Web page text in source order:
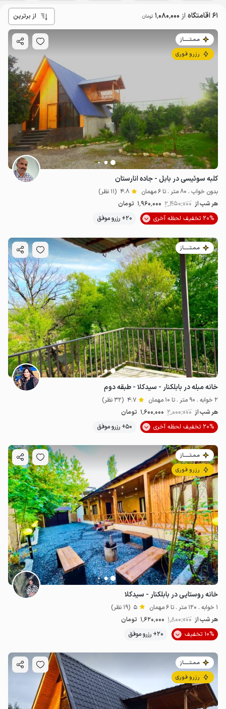
61 اقامتگاه از 1٬080٬000 تومان از برترین
مـمـتــــــاز
رزرو فوری
کلبه سوئیسی در بابل - جاده انارستان
بدون خواب . 80 متر . تا 6 مهمان 4.8 (11 نظر)
هر شب از 2٬450٬000 1٬960٬000 تومان
20% تخفیف لحظه آخری
20+ رزرو موفق
مـمـتــــــاز
خانه مبله در بابلکنار - سیدکلا - طبقه دوم
2 خوابه . 90 متر . تا 10 مهمان 4.7 (32 نظر)
هر شب از 2٬000٬000 1٬600٬000 تومان
20% تخفیف لحظه آخری
50+ رزرو موفق
مـمـتــــــاز
رزرو فوری
خانه روستایی در بابلکنار - سیدکلا
1 خوابه . 120 متر . تا 6 مهمان 5 (19 نظر)
هر شب از 1٬800٬000 1٬620٬000 تومان
10% تخفیف
20+ رزرو موفق
مـمـتــــــاز
رزرو فوری